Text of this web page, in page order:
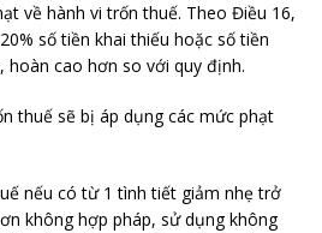
về hành vi trốn thuế. Theo Điều 16,
số tiền khai thiếu hoặc số tiền
cao hơn so với quy định.
thuế sẽ bị áp dụng các mức phạt
nếu có từ 1 tình tiết giảm nhẹ trở
không hợp pháp, sử dụng không